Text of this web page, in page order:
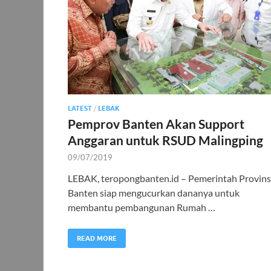
LATEST / LEBAK
Pemprov Banten Akan Support
Anggaran untuk RSUD Malingping
09/07/2019
LEBAK, teropongbanten.id – Pemerintah
Banten siap mengucurkan dananya untuk
membantu pembangunan Rumah …
READ MORE